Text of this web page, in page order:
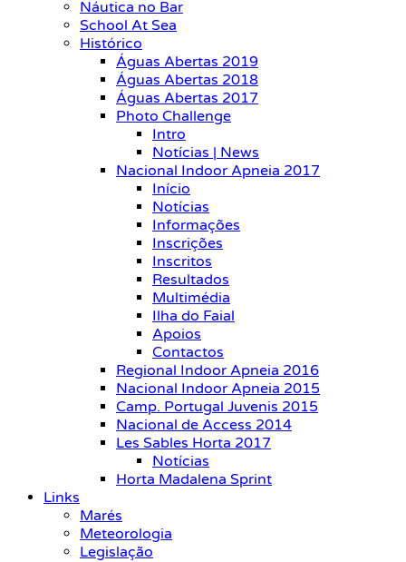
Náutica no Bar
School At Sea
Histórico
Águas Abertas 2019
Águas Abertas 2018
Águas Abertas 2017
Photo Challenge
Intro
Notícias | News
Nacional Indoor Apneia 2017
Início
Notícias
Informações
Inscrições
Inscritos
Resultados
Multimédia
Ilha do Faial
Apoios
Contactos
Regional Indoor Apneia 2016
Nacional Indoor Apneia 2015
Camp. Portugal Juvenis 2015
Nacional de Access 2014
Les Sables Horta 2017
Notícias
Horta Madalena Sprint
Links
Marés
Meteorologia
Legislação